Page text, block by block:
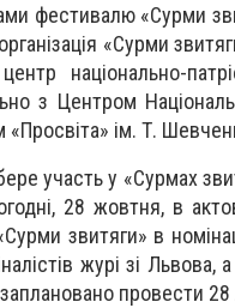
фестивалю «Сурми
«Сурми
національно-
з Центром
«Просвіта» ім. Т.
участь у «Сурмах
28 жовтня, в
звитяги» в
журі зі
провести